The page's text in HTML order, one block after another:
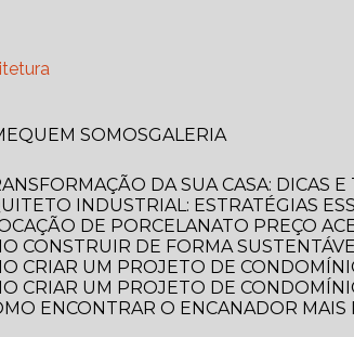
QUEM SOMOS
GALERIA
DA SUA CASA: DICAS
INDUSTRIAL: ESTRATÉGIAS
DE PORCELANATO PREÇO
CONSTRUIR DE FORMA
CRIAR UM PROJETO DE
CRIAR UM PROJETO DE